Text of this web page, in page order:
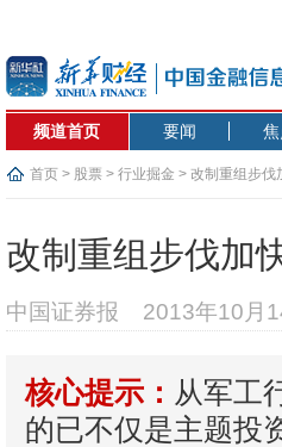
频道首页 要闻
首页 > 股票 > 行业掘金 > 改制重组步伐
改制重组步伐加
中国证券报 2013年10月
核心提示： 从军工
的已不仅是主题投